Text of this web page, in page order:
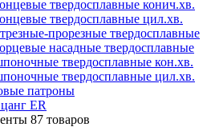
твердосплавные конич.хв.
твердосплавные цил.хв.
прорезные твердосплавные
насадные твердосплавные
твердосплавные кон.хв.
твердосплавные цил.хв.
патроны
ER
87 товаров